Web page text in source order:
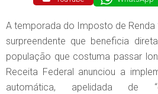
A temporada do Imposto de
surpreendente que beneficia
população que costuma passar
Receita Federal anunciou a
automática, apelidada de